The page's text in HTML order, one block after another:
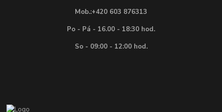
Mob.:+420 603 876313
Po - Pá - 16.00 - 18:30 hod.
So - 09:00 - 12:00 hod.